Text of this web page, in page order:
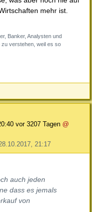
mehr ist.
Banker, Analysten und
zu verstehen, weil es so
vor 3207 Tagen @
21:17
auch jeden
dass es jemals
von